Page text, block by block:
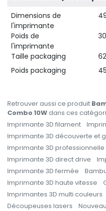
Dimensions de
l'imprimante
Poids de
l'imprimante
Taille packaging
Poids packaging
Retrouver aussi ce produit
Combo 10Wdans ces
Imprimante 3D filament
Imprimante 3D découverte et
Imprimante 3D professionnelle
Imprimante 3D direct drive
Imprimante 3D fermée
Imprimante 3D haute vitesse
Imprimantes 3D multi couleurs
Découpeuses lasers